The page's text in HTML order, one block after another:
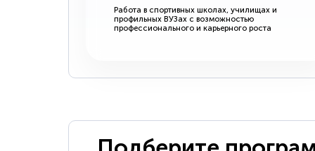
Работа в спортивных школах, училищах и
профильных ВУЗах с возможностью
профессионального и карьерного роста